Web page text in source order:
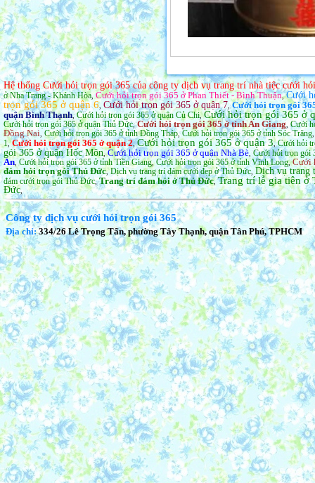
Hệ thống Cưới hỏi trọn gói 365 của công ty dịch vụ trang trí nhà tiệc cưới
ở Nha Trang - Khánh Hòa ,Cưới hỏi trọn gói 365 ở Phan Thiết - Bình Thuận,Cưới
trọn gói 365 ở quận 6, Cưới hỏi trọn gói 365 ở quận 7 ,Cưới hỏi trọn gói
quận Bình Thạnh,Cưới hỏi trọn gói 365 ở quận Củ Chi,Cưới hỏi trọn gói 365 ở
Cưới hỏi trọn gói 365 ở quận Thủ Đức,Cưới hỏi trọn gói 365 ở tỉnh An Giang ,Cưới
Đồng Nai Cưới hỏi trọn gói 365 ở tỉnh Đồng Tháp,Cưới hỏi trọn gói 365 ở tỉnh Sóc Trăng
1,Cưới hỏi trọn gói 365 ở quận 2,Cưới hỏi trọn gói 365 ở quận 3,Cưới hỏi
gói 365 ở quận Hốc Môn,Cưới hỏi trọn gói 365 ở quận Nhà Bè Cưới hỏi trọn gói
An Cưới hỏi trọn gói 365 ở tỉnh Tiền Giang,Cưới hỏi trọn gói 365 ở tỉnh Vĩnh Long,Cưới
đám hỏi trọn gói Thủ Đức,Dịch vụ trang trí đám cưới đẹp ở Thủ Đức, Dịch vụ trang
đám cưới trọn gói Thủ Đức,Trang trí đám hỏi ở Thủ Đức,Trang trí lễ gia tiên ở
Đức,
Công ty dịch vụ cưới hỏi trọn gói 365
Địa chỉ:334/26 Lê Trọng Tấn, phường Tây Thạnh, quận Tân Phú, TPHCM